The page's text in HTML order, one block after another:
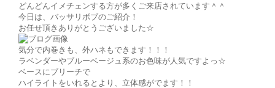
どんどんイメチェンする方が多くご来店されています＾＾
今日は、バッサリボブのご紹介！
お任せ頂きありがとうございました☆
気分で内巻きも、外ハネもできます！！！
ラベンダーやブルーベージュ系のお色味が人気ですよっ☆
ベースにブリーチで
ハイライトをいれるとより、立体感がでます！！